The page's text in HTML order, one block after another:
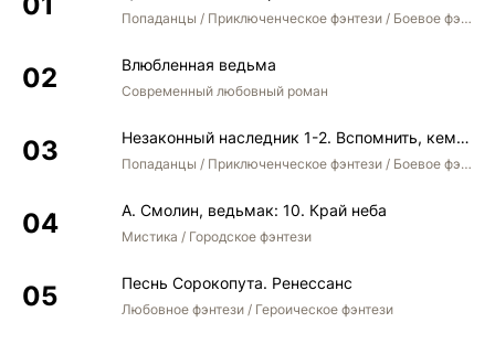
Попаданцы / Приключенческое фэнтези / Боевое фэнтези
Влюбленная ведьма
Современный любовный роман
Незаконный наследник 1-2. Вспомнить, кем был. Стать собой. Остаться собой
Попаданцы / Приключенческое фэнтези / Боевое фэнтези / Юмористическое фэнтези
А. Смолин, ведьмак: 10. Край неба
Мистика / Городское фэнтези
Песнь Сорокопута. Ренессанс
Любовное фэнтези / Героическое фэнтези